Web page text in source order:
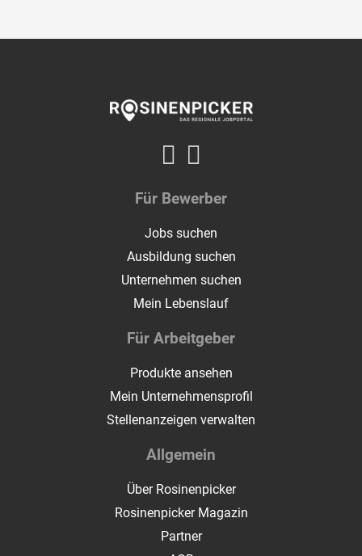
Für Bewerber
Jobs suchen
Ausbildung suchen
Unternehmen suchen
Mein Lebenslauf
Für Arbeitgeber
Produkte ansehen
Mein Unternehmensprofil
Stellenanzeigen verwalten
Allgemein
Über Rosinenpicker
Rosinenpicker Magazin
Partner